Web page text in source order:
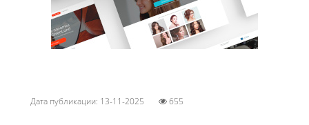
Дата публикации: 13-11-2025 655